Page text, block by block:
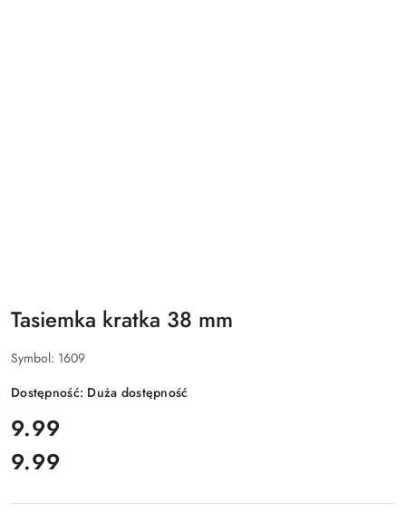
Tasiemka kratka 38 mm
Symbol: 1609
Dostępność: Duża dostępność
cena:
9.99
Cena:
9.99